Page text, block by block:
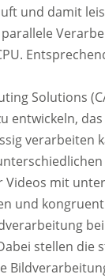
und damit
Solutions
entwickeln,
verarbeiten
mit
und
stellen die